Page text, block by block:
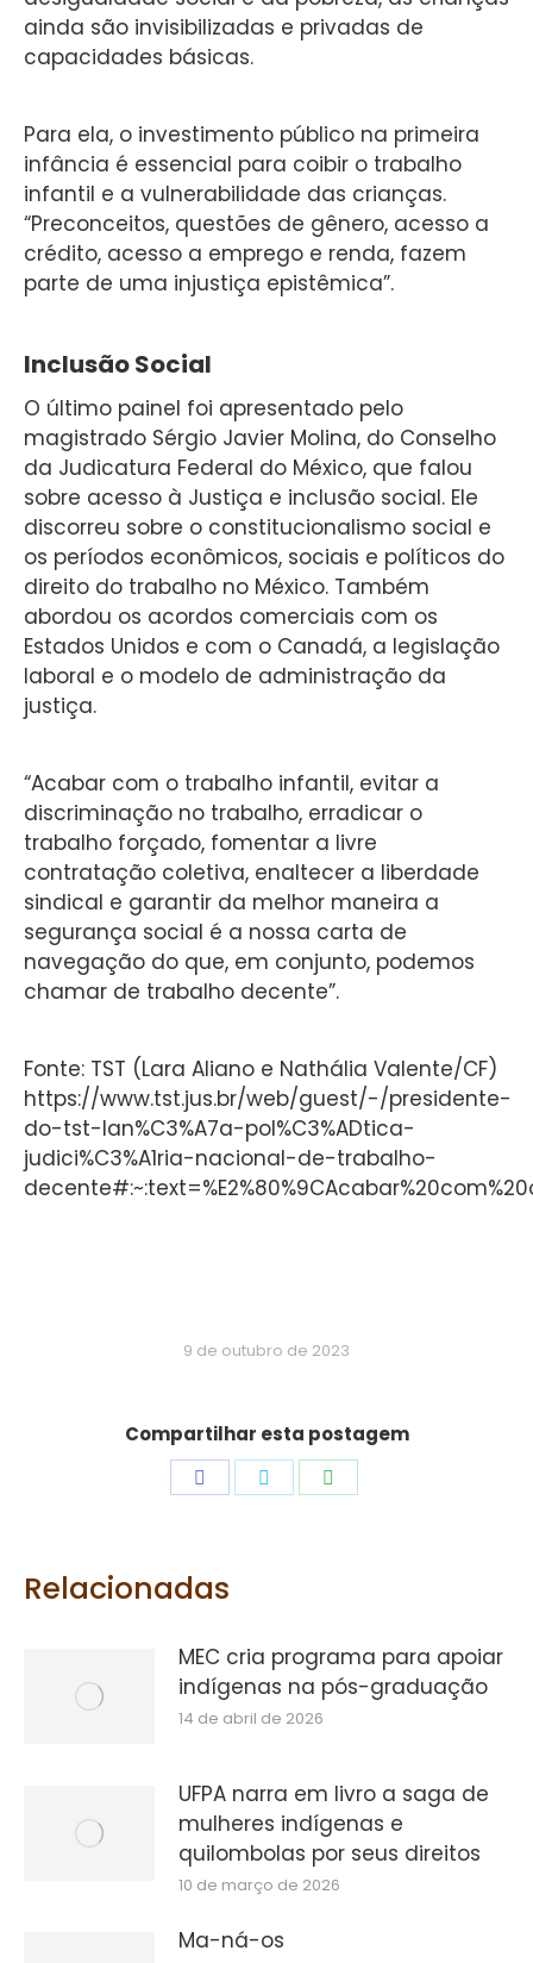
ainda são invisibilizadas e privadas de
capacidades básicas.
Para ela, o investimento público na primeira
infância é essencial para coibir o trabalho
infantil e a vulnerabilidade das crianças.
“Preconceitos, questões de gênero, acesso a
crédito, acesso a emprego e renda, fazem
parte de uma injustiça epistêmica”.
Inclusão Social
O último painel foi apresentado pelo
magistrado Sérgio Javier Molina, do Conselho
da Judicatura Federal do México, que falou
sobre acesso à Justiça e inclusão social. Ele
discorreu sobre o constitucionalismo social e
os períodos econômicos, sociais e políticos do
direito do trabalho no México. Também
abordou os acordos comerciais com os
Estados Unidos e com o Canadá, a legislação
laboral e o modelo de administração da
justiça.
“Acabar com o trabalho infantil, evitar a
discriminação no trabalho, erradicar o
trabalho forçado, fomentar a livre
contratação coletiva, enaltecer a liberdade
sindical e garantir da melhor maneira a
segurança social é a nossa carta de
navegação do que, em conjunto, podemos
chamar de trabalho decente”.
Fonte: TST (Lara Aliano e Nathália Valente/CF)
https://www.tst.jus.br/web/guest/-/presidente-
do-tst-lan%C3%A7a-pol%C3%ADtica-
judici%C3%A1ria-nacional-de-trabalho-
9 de outubro de 2023
Compartilhar esta postagem
Relacionadas
MEC cria programa para apoiar
indígenas na pós-graduação
14 de abril de 2026
UFPA narra em livro a saga de
mulheres indígenas e
quilombolas por seus direitos
10 de março de 2026
Ma-ná-os